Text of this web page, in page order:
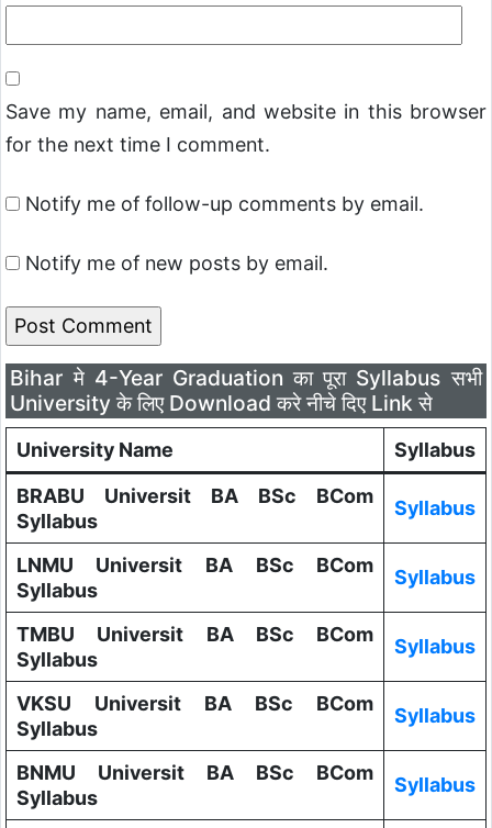
Save my name, email, and website in this browser
for the next time I comment.
Notify me of follow-up comments by email.
Notify me of new posts by email.
Bihar मे 4-Year Graduation का पूरा Syllabus सभी
University के लिए Download करे नीचे दिए Link से
University Name
Syllabus
BRABU Universit BA BSc BCom
Syllabus
Syllabus
LNMU Universit BA BSc BCom
Syllabus
Syllabus
TMBU Universit BA BSc BCom
Syllabus
Syllabus
VKSU Universit BA BSc BCom
Syllabus
Syllabus
BNMU Universit BA BSc BCom
Syllabus
Syllabus